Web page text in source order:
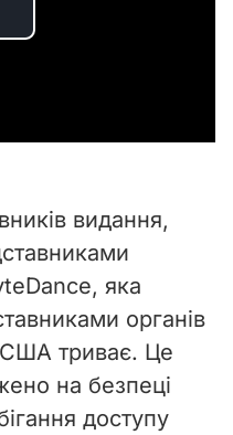
видання,
яка
органів
США триває. Це
на безпеці
доступу